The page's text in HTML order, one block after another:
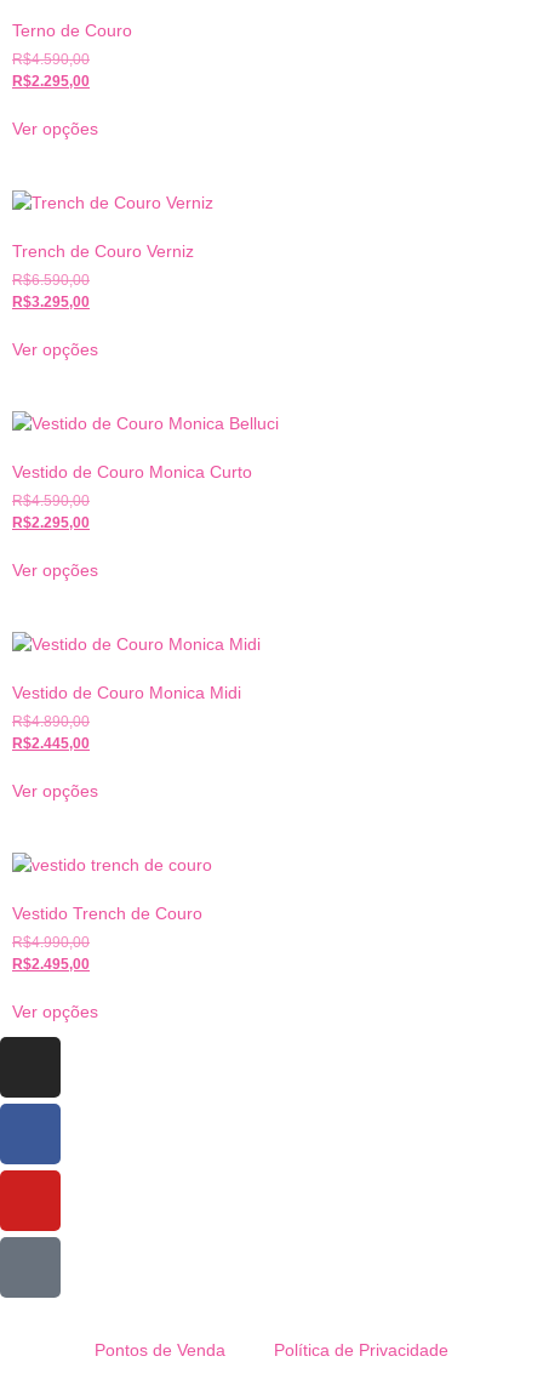
Terno de Couro
R$4.590,00
R$2.295,00
Ver opções
Trench de Couro Verniz
R$6.590,00
R$3.295,00
Ver opções
Vestido de Couro Monica Curto
R$4.590,00
R$2.295,00
Ver opções
Vestido de Couro Monica Midi
R$4.890,00
R$2.445,00
Ver opções
Vestido Trench de Couro
R$4.990,00
R$2.495,00
Ver opções
Pontos de Venda Política de Privacidade